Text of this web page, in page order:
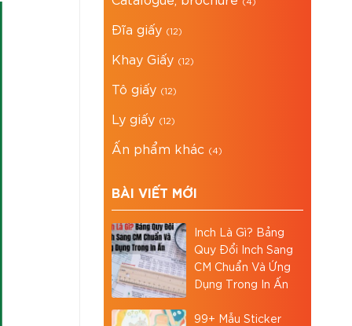
Đĩa giấy (12)
Khay Giấy (12)
Tô giấy (12)
Ly giấy (12)
Ấn phẩm khác (4)
BÀI VIẾT MỚI
Inch Là Gì? Bảng
Quy Đổi Inch Sang
CM Chuẩn Và Ứng
Dụng Trong In Ấn
99+ Mẫu Sticker